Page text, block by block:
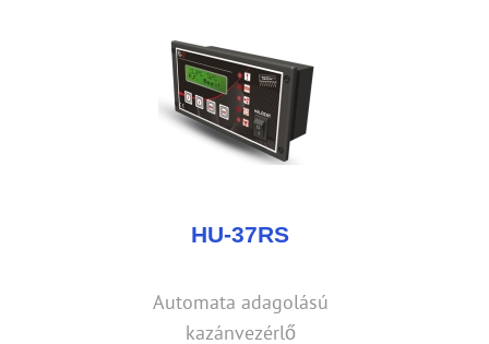
HU-37RS
Automata adagolású
kazánvezérlő